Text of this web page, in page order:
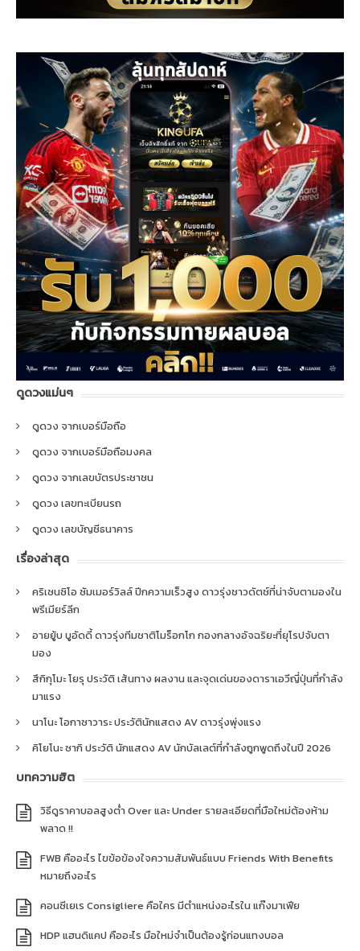
ดูดวงแม่นๆ
ดูดวง จากเบอร์มือถือ
ดูดวง จากเบอร์มือถือมงคล
ดูดวง จากเลขบัตรประชาชน
ดูดวง เลขทะเบียนรถ
ดูดวง เลขบัญชีธนาคาร
เรื่องล่าสุด
คริเซนซิโอ ซัมเมอร์วิลล์ ปีกความเร็วสูง ดาวรุ่งชาวดัตช์ที่น่าจับตามองใน
พรีเมียร์ลีก
อายยู้บ บูอัดดี้ ดาวรุ่งทีมชาติโมร็อกโก กองกลางอัจฉริยะที่ยุโรปจับตา
มอง
สึกิกุโมะ โยรุ ประวัติ เส้นทาง ผลงาน และจุดเด่นของดาราเอวีญี่ปุ่นที่กำลัง
มาแรง
นาโนะ โอกาซาวาระ ประวัตินักแสดง AV ดาวรุ่งพุ่งแรง
คิโยโนะ ซากิ ประวัติ นักแสดง AV นักบัลเลต์ที่กำลังถูกพูดถึงในปี 2026
บทความฮิต
วิธีดูราคาบอลสูงต่ำ Over และ Under รายละเอียดที่มือใหม่ต้องห้าม
พลาด !!
FWB คืออะไร ไขข้อข้องใจความสัมพันธ์แบบ Friends With Benefits
หมายถึงอะไร
คอนซีเยเร Consigliere คือใคร มีตำแหน่งอะไรใน แก๊งมาเฟีย
HDP แฮนดิแคป คืออะไร มือใหม่จำเป็นต้องรู้ก่อนแทงบอล